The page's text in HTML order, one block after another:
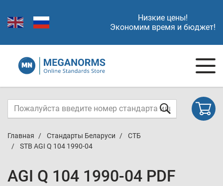
Низкие цены!
Экономим время и бюджет!
Главная Стандарты Беларуси
СТБ
STB AGI Q 104 1990-04
AGI Q 104 1990-04 PDF